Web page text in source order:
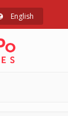
English